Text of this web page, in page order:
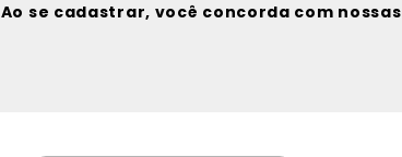
Ao se cadastrar, você concorda com nossas